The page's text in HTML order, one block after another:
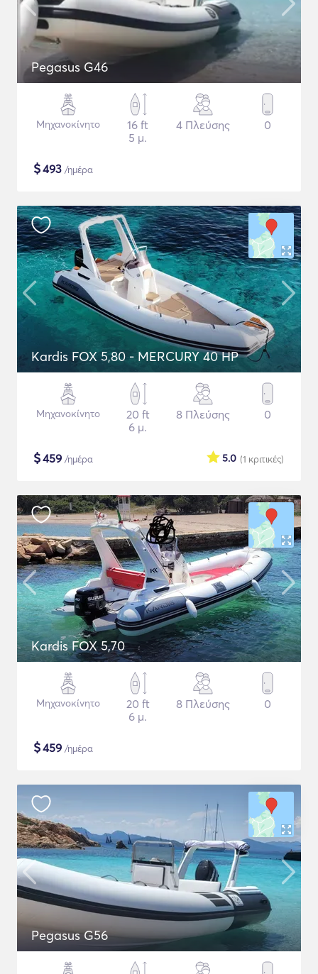
Pegasus G46
Μηχανοκίνητο
16 ft
5 μ.
4 Πλεύσης 0
$493 /ημέρα
Kardis FOX 5,80 - MERCURY 40 HP
Μηχανοκίνητο
20 ft
6 μ.
8 Πλεύσης 0
$459 /ημέρα (1 κριτικές)
5.0
Kardis FOX 5,70
Μηχανοκίνητο
20 ft
6 μ.
8 Πλεύσης 0
$459 /ημέρα
Pegasus G56